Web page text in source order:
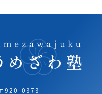
920-0373